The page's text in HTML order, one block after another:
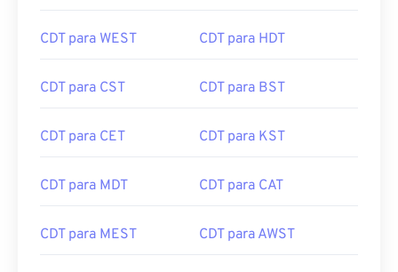
CDT para WEST CDT para HDT
CDT para CST CDT para BST
CDT para CET CDT para KST
CDT para MDT CDT para CAT
CDT para MEST CDT para AWST